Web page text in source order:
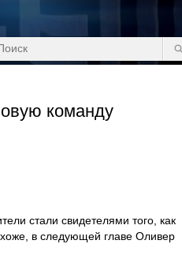
команду
стали свидетелями того, как
в следующей главе Оливер